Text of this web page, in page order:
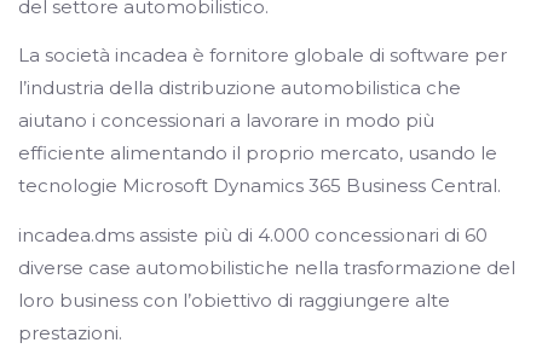
del settore automobilistico.
La società incadea è fornitore globale di software per
l’industria della distribuzione automobilistica che
aiutano i concessionari a lavorare in modo più
efficiente alimentando il proprio mercato, usando le
tecnologie Microsoft Dynamics 365 Business Central.
incadea.dms assiste più di 4.000 concessionari di 60
diverse case automobilistiche nella trasformazione del
loro business con l’obiettivo di raggiungere alte
prestazioni.